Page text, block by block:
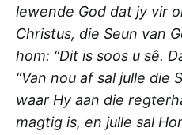
lewende God dat jy vir
Christus, die Seun van
hom: “Dit is soos u sê.
“Van nou af sal julle die
waar Hy aan die
magtig is, en julle sal